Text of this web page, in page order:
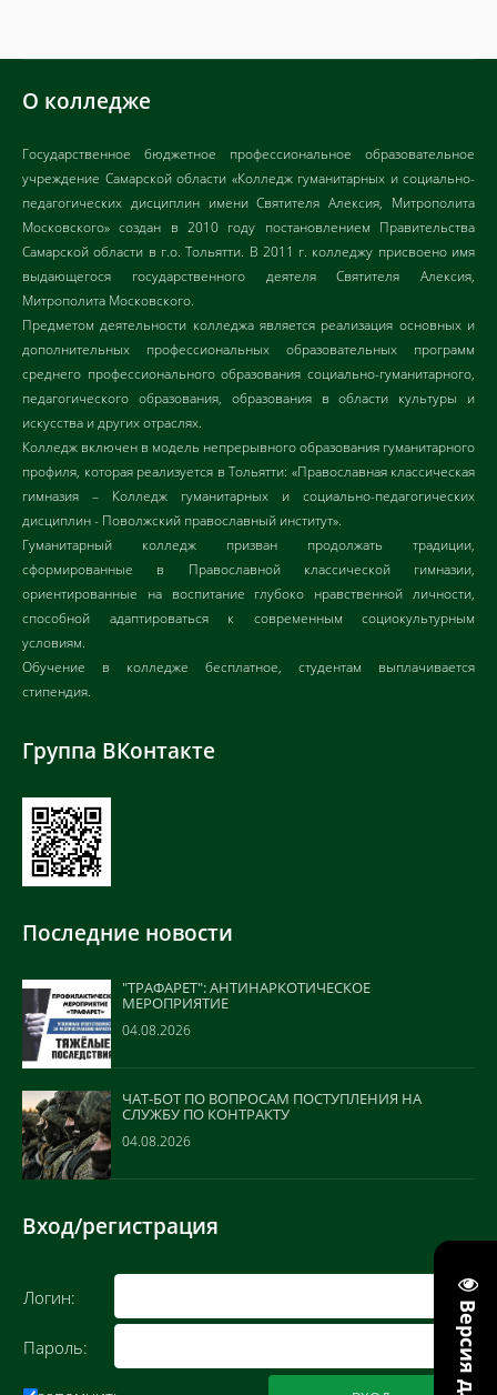
О колледже
Государственное бюджетное профессиональное образовательное
учреждение Самарской области «Колледж гуманитарных и социально-
педагогических дисциплин имени Святителя Алексия, Митрополита
Московского» создан в 2010 году постановлением Правительства
Самарской области в г.о. Тольятти. В 2011 г. колледжу присвоено имя
выдающегося государственного деятеля Святителя Алексия,
Митрополита Московского.
Предметом деятельности колледжа является реализация основных и
дополнительных профессиональных образовательных программ
среднего профессионального образования социально-гуманитарного,
педагогического образования, образования в области культуры и
искусства и других отраслях.
Колледж включен в модель непрерывного образования гуманитарного
профиля, которая реализуется в Тольятти: «Православная классическая
гимназия – Колледж гуманитарных и социально-педагогических
дисциплин - Поволжский православный институт».
Гуманитарный колледж призван продолжать традиции,
сформированные в Православной классической гимназии,
ориентированные на воспитание глубоко нравственной личности,
способной адаптироваться к современным социокультурным
условиям.
Обучение в колледже бесплатное, студентам выплачивается
стипендия.
Группа ВКонтакте
Последние новости
"ТРАФАРЕТ": АНТИНАРКОТИЧЕСКОЕ
МЕРОПРИЯТИЕ
04.08.2026
ЧАТ-БОТ ПО ВОПРОСАМ ПОСТУПЛЕНИЯ НА
СЛУЖБУ ПО КОНТРАКТУ
04.08.2026
Вход/регистрация
Логин:
Пароль: